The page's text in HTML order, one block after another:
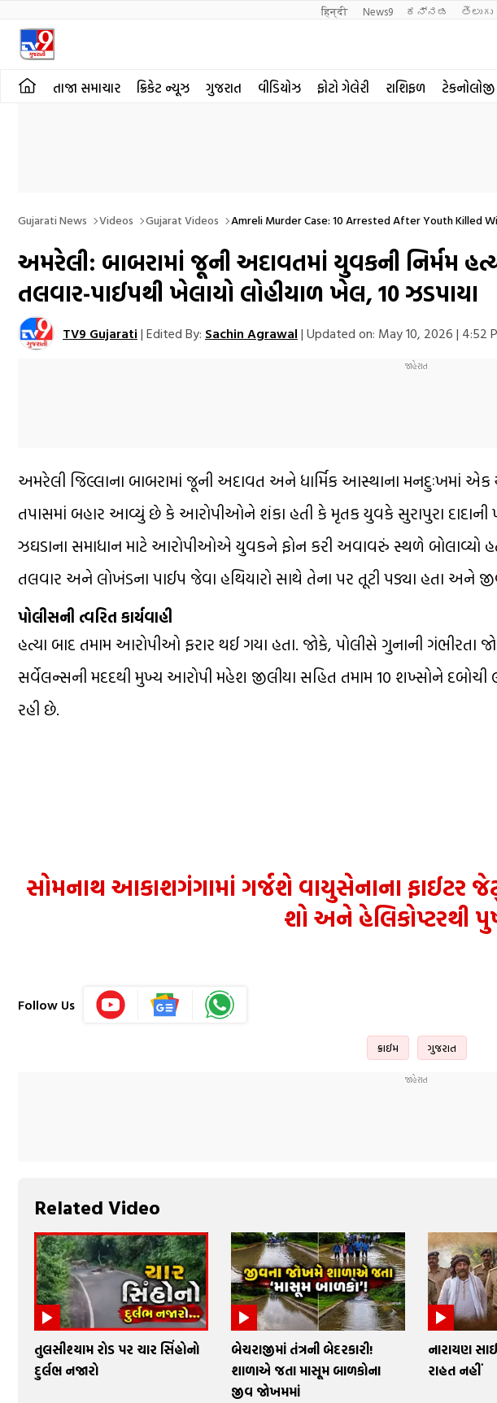
हिन्दी News9 ಕನ್ನಡ తెలుగు
તાજા સમાચાર ક્રિકેટ ન્યૂઝ ગુજરાત વીડિયોઝ ફોટો ગેલેરી રાશિફળ ટેકનોલોજી
Gujarati News Videos Gujarat Videos Amreli Murder Case: 10 Arrested After Youth Killed
અમરેલી: બાબરામાં જૂની અદાવતમાં યુવકની નિર્મમ
તલવાર-પાઈપથી ખેલાયો લોહીયાળ ખેલ, 10 ઝડપાયા
TV9 Gujarati | Edited By: Sachin Agrawal | Updated on: May 10, 2026 | 4:52
અમરેલી જિલ્લાના બાબરામાં જૂની અદાવત અને ધાર્મિક આસ્થાના મનદુઃખમાં
તપાસમાં બહાર આવ્યું છે કે આરોપીઓને શંકા હતી કે મૃતક યુવકે સુરાપુરા દાદાની
ઝઘડાના સમાધાન માટે આરોપીઓએ યુવકને ફોન કરી અવાવરું સ્થળે બોલાવ્યો
તલવાર અને લોખંડના પાઈપ જેવા હથિયારો સાથે તેના પર તૂટી પડ્યા હતા અને
પોલીસની ત્વરિત કાર્યવાહી
હત્યા બાદ તમામ આરોપીઓ ફરાર થઈ ગયા હતા. જોકે, પોલીસે ગુનાની
સર્વેલન્સની મદદથી મુખ્ય આરોપી મહેશ જીલીયા સહિત તમામ 10 શખ્સોને
રહી છે.
સોમનાથ આકાશગંગામાં ગર્જશે વાયુસેનાના ફાઈટર
શો અને હેલિકોપ્ટરથી
Follow Us
ક્રાઈમ ગુજરાત
Related Video
તુલસીશ્યામ રોડ પર ચાર સિંહોનો
દુર્લભ નજારો
બેચરાજીમાં તંત્રની બેદરકારી!
શાળાએ જતા માસૂમ બાળકોના
જીવ જોખમમાં
નારાયણ
રાહત નહીં